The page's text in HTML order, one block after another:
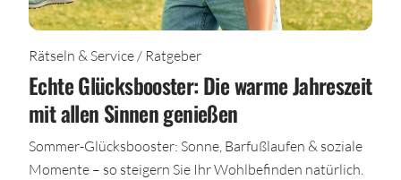
Rätseln & Service / Ratgeber
Echte Glücksbooster: Die warme Jahreszeit
mit allen Sinnen genießen
Sommer-Glücksbooster: Sonne, Barfußlaufen & soziale
Momente – so steigern Sie Ihr Wohlbefinden natürlich.